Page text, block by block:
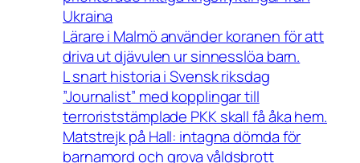
Ukraina
Lärare i Malmö använder koranen för att
driva ut djävulen ur sinnesslöa barn.
L snart historia i Svensk riksdag
”Journalist” med kopplingar till
terroriststämplade PKK skall få åka hem.
Matstrejk på Hall: intagna dömda för
barnamord och grova våldsbrott